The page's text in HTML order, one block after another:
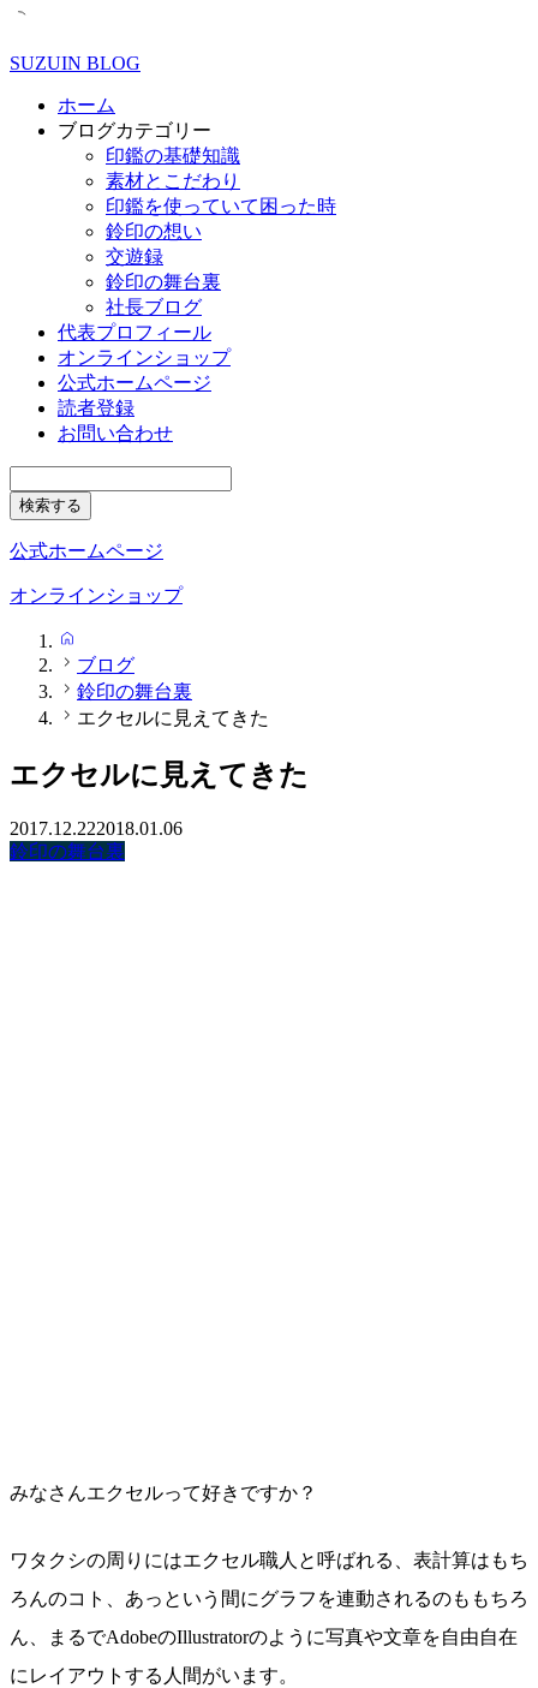
SUZUIN BLOG
ホーム
ブログカテゴリー
印鑑の基礎知識
素材とこだわり
印鑑を使っていて困った時
鈴印の想い
交遊録
鈴印の舞台裏
社長ブログ
代表プロフィール
オンラインショップ
公式ホームページ
読者登録
お問い合わせ
公式ホームページ
オンラインショップ
ブログ
鈴印の舞台裏
エクセルに見えてきた
エクセルに見えてきた
2017.12.222018.01.06
鈴印の舞台裏
みなさんエクセルって好きですか？
ワタクシの周りにはエクセル職人と呼ばれる、表計算はもち
ろんのコト、あっという間にグラフを連動されるのももちろ
ん、まるでAdobeのIllustratorのように写真や文章を自由自在
にレイアウトする人間がいます。